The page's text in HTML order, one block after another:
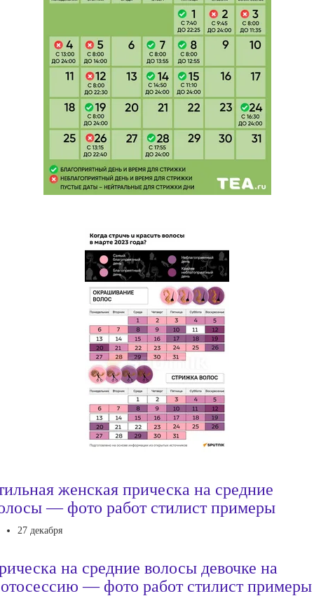
женская прическа на средние
— фото работ стилист примеры
27 декабря
на средние волосы девочке на
— фото работ стилист примеры